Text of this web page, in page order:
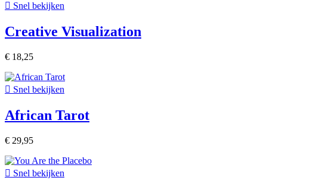
 Snel bekijken
Creative Visualization
€ 18,25
 Snel bekijken
African Tarot
€ 29,95
 Snel bekijken